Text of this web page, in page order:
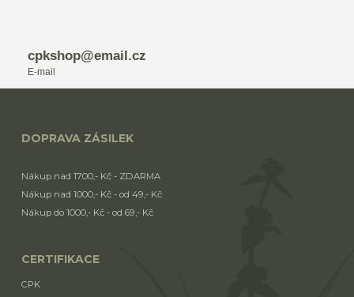
cpkshop@email.cz
E-mail
DOPRAVA ZÁSILEK
Nákup nad 1700,- Kč - ZDARMA
Nákup nad 1000,- Kč - od 49,- Kč
Nákup do 1000,- Kč - od 69,- Kč
CERTIFIKACE
CPK